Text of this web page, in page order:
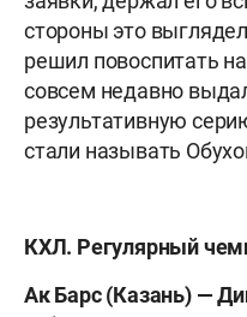
стороны это
решил повоспитать
совсем недавно
результативную
стали называть
КХЛ. Регулярный
Ак Барс (Казань) —